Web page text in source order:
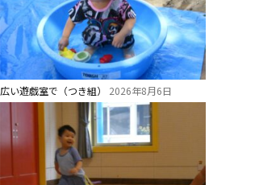
広い遊戯室で（つき組） 2026年8月6日